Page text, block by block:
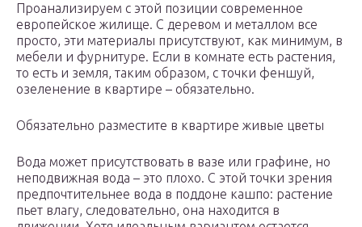
Проанализируем с этой позиции современное
европейское жилище. С деревом и металлом все
просто, эти материалы присутствуют, как минимум, в
мебели и фурнитуре. Если в комнате есть растения,
то есть и земля, таким образом, с точки феншуй,
озеленение в квартире – обязательно.
Обязательно разместите в квартире живые цветы
Вода может присутствовать в вазе или графине, но
неподвижная вода – это плохо. С этой точки зрения
предпочтительнее вода в поддоне кашпо: растение
пьет влагу, следовательно, она находится в